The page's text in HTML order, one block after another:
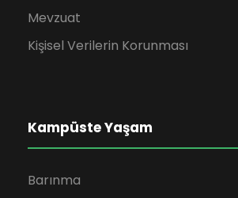
Mevzuat
Kişisel Verilerin Korunması
Kampüste Yaşam
Barınma